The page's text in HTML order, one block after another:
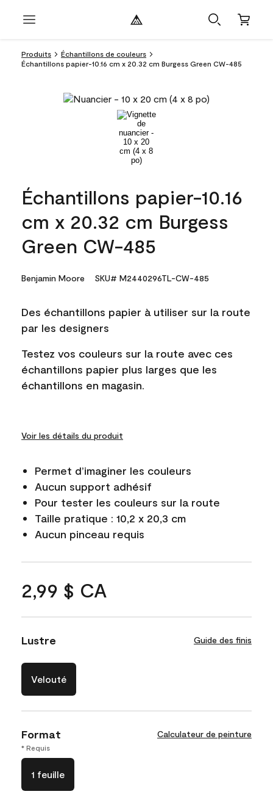
Produits
Échantillons de couleurs
Échantillons papier-10.16 cm x 20.32 cm Burgess Green CW-485
Échantillons papier-10.16
cm x 20.32 cm Burgess
Green CW-485
Benjamin Moore SKU# M2440296TL-CW-485
Des échantillons papier à utiliser sur la route
par les designers
Testez vos couleurs sur la route avec ces
échantillons papier plus larges que les
échantillons en magasin.
Voir les détails du produit
Permet d’imaginer les couleurs
Aucun support adhésif
Pour tester les couleurs sur la route
Taille pratique : 10,2 x 20,3 cm
Aucun pinceau requis
2,99 $ CA
Lustre Guide des finis
Velouté
Format Calculateur de peinture
* Requis
1 feuille